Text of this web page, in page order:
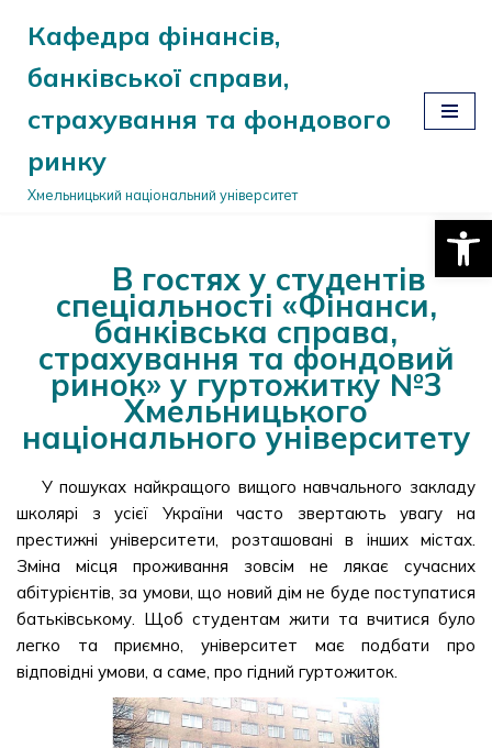
до
вмісту
Кафедра фінансів,
банківської справи,
страхування та фондового
ринку
Хмельницький національний університет
В гостях у студентів
спеціальності «Фінанси,
банківська справа,
страхування та фондовий
ринок» у гуртожитку №3
Хмельницького
національного університету
У пошуках найкращого вищого навчального закладу
школярі з усієї України часто звертають увагу на
престижні університети, розташовані в інших містах.
Зміна місця проживання зовсім не лякає сучасних
абітурієнтів, за умови, що новий дім не буде поступатися
батьківському. Щоб студентам жити та вчитися було
легко та приємно, університет має подбати про
відповідні умови, а саме, про гідний гуртожиток.